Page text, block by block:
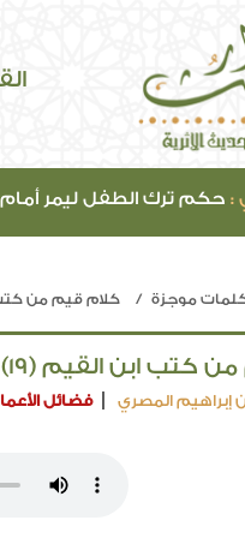
: حكم ترك الطفل ليمر
موجزة كلام قيم من
كتب ابن القيم (19)
إبراهيم المصري فضائل